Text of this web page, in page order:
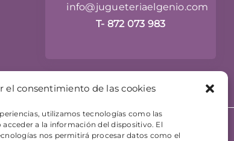
el consentimiento de las cookies
utilizamos tecnologías como las
a la información del dispositivo. El
nos permitirá procesar datos como el
info@jugueteriaelgenio.com
T- 872 073 983
por+QueGusto - Tu Estudio Creativo